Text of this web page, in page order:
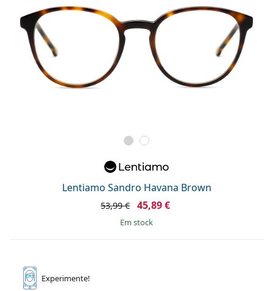
Lentiamo Sandro Havana Brown
53,99 € 45,89 €
em stock
Experimente!